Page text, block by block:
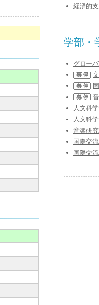
経済的
学部・
グロー
人文科
人文科
音楽研究
国際交
国際交